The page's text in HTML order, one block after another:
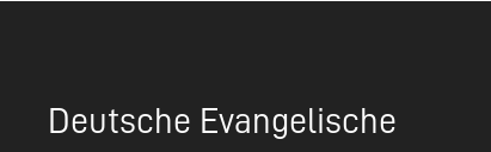
Deutsche Evangelische